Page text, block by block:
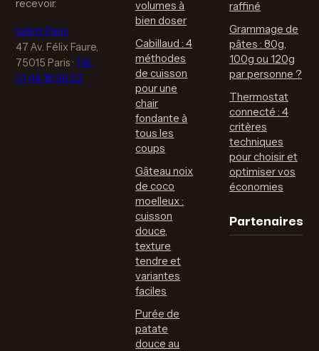
recevoir.
taårtt Paris
47 Av. Félix Faure,
75015 Paris · Tél :
01 44 18 96 52
volumes à
bien doser
Cabillaud : 4
méthodes
de cuisson
pour une
chair
fondante à
tous les
coups
Gâteau noix
de coco
moelleux :
cuisson
douce,
texture
tendre et
variantes
faciles
Purée de
patate
douce au
raffiné
Grammage de
pâtes : 80g,
100g ou 120g
par personne ?
Thermostat
connecté : 4
critères
techniques
pour choisir et
optimiser vos
économies
Partenaires